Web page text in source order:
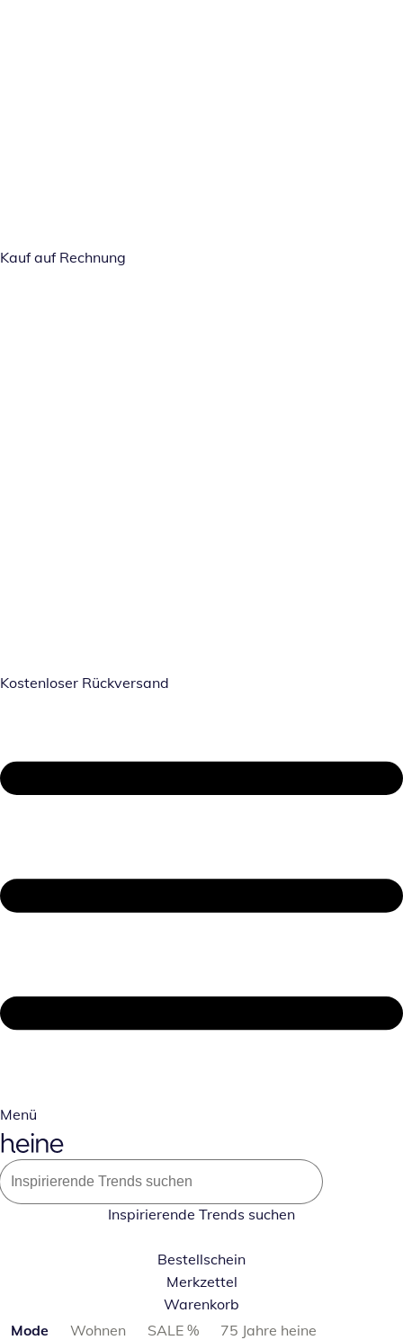
Kauf auf Rechnung
Kostenloser Rückversand
Menü
Inspirierende Trends suchen
Bestellschein
Merkzettel
Warenkorb
Produktkategorien überspringen
Mode Wohnen SALE %
75 Jahre heine